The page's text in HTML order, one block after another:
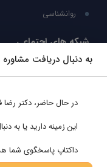
روانشناسی
شبکه های اجتماعی
ما را در شبکه های اجتماعی
به دنبال دریافت
در حال حاضر، دکتر رضا
این زمینه دارید یا به
داکتاپ پاسخگوی شما